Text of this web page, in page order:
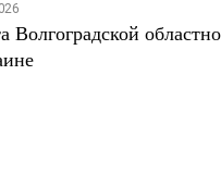
Волгоградской